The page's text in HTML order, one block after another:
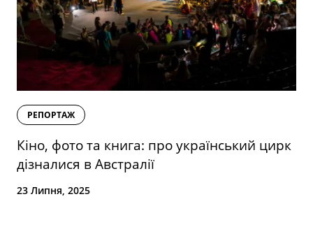
РЕПОРТАЖ
Кіно, фото та книга: про український цирк
дізналися в Австралії
23 Липня, 2025